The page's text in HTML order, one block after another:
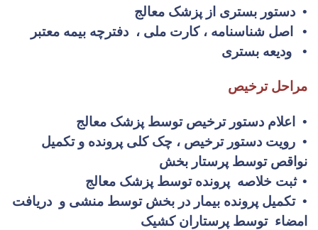
• دستور بستری از پزشک معالج
•
اصل شناسنامه ، کارت ملی ، دفترچه بیمه معتبر
• ودیعه بستری
مراحل ترخیص
• اعلام دستور ترخیص توسط پزشک معالج
• رویت دستور ترخیص ، چک کلی پرونده و تکمیل
نواقص توسط پرستار بخش
• ثبت خلاصه پرونده توسط پزشک معالج
• تکمیل پرونده بیمار در بخش توسط منشی و دریافت
امضاء توسط پرستاران کشیک